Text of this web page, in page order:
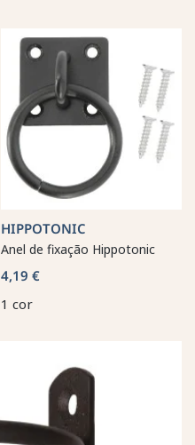
HIPPOTONIC
Anel de fixação Hippotonic
4,19 €
1 cor